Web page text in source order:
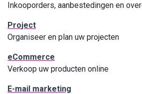
Inkooporders, aanbestedingen en
Project
Organiseer en plan uw projecten
eCommerce
Verkoop uw producten online
E-mail marketing